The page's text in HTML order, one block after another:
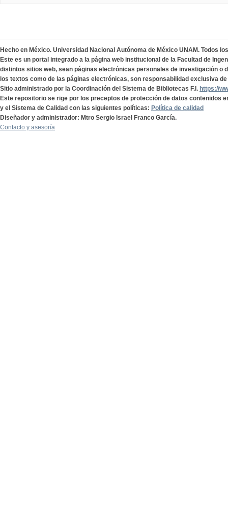
Hecho en México. Universidad Nacional Autónoma de México UNAM. Todos
Este es un portal integrado a la página web institucional de la Facultad de
distintos sitios web, sean páginas electrónicas personales de investigación o
los textos como de las páginas electrónicas, son responsabilidad exclusiva
Sitio administrado por la Coordinación del Sistema de Bibliotecas F.I. https://
Este repositorio se rige por los preceptos de protección de datos contenidos
y el Sistema de Calidad con las siguientes políticas: Política de calidad
Diseñador y administrador: Mtro Sergio Israel Franco García.
Contacto y asesoría